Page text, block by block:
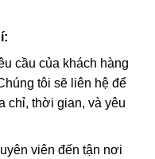
cầu của khách hàng
tôi sẽ liên hệ để
chỉ, thời gian, và yêu
viên đến tận nơi